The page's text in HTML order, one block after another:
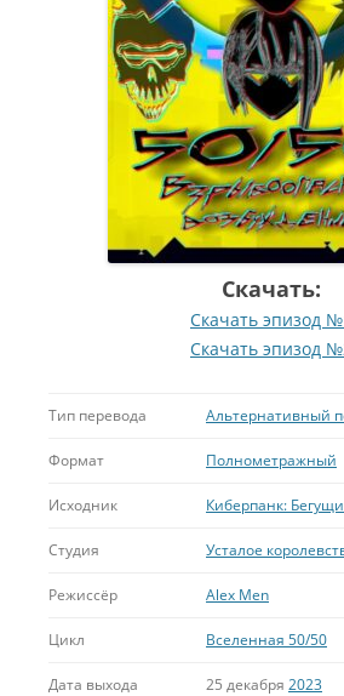
Скачать:
Скачать эпизод
Скачать эпизод
Тип перевода Альтернативный
Формат Полнометражный
Исходник Киберпанк:
Студия Усталое
Режиссёр Alex Men
Цикл Вселенная 50/50
Дата выхода 25 декабря 2023